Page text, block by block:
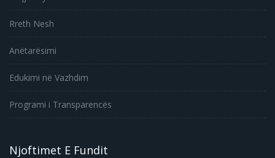
Rreth Nesh
Anëtarësimi
Edukimi në Vazhdim
Programi i Transparencës
Njoftimet E Fundit